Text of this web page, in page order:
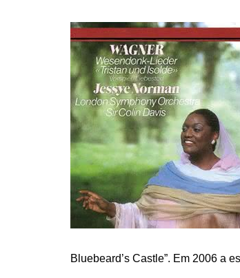
Bluebeard’s Castle”. Em 2006 a